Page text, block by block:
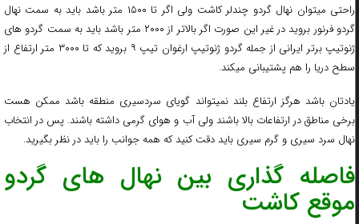
راحتی میتوان نهال گردو چندلر کاشت ولی اگر تا ۱۵۰۰ متر باشد باید به سمت نهال
گردو فرنور بروید در غیر این صورت اگر بالاتر از ۲۰۰۰ متر باشد باید به سمت گردو های
ژنوتیپ برتر ایرانی از جمله گردو ژنوتیپ ارغوان تیپ ۹ بروید که تا ۳۰۰۰ متر ارتفاع از
سطح دریا را هم پشتیبانی میکند.
یادتان باشد هرگز ارتفاع بلند نمیتواند گویای سردسیری منطقه باشد ممکن هست
برخی مناطق در ارتفاعات بالا باشند ولی آب و هوای گرمی داشته باشند. پس در انتخاب
نهال سرد سیری و گرم سیری باید دقت کنید که همه جوانب را باید در نظر بگیرید.
فاصله گذاری بین نهال های گردو
موقع کاشت